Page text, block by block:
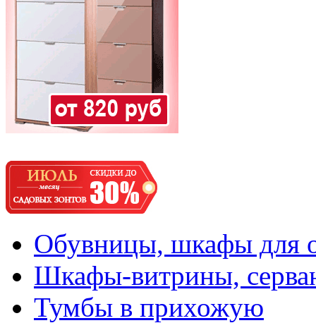
Обувницы, шкафы для
Шкафы-витрины,
Тумбы в прихожую